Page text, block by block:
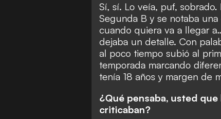
Sí, sí. Lo veía, puf,
Segunda B y se notaba
cuando quiera va a llegar
dejaba un detalle. Con
al poco tiempo subió al
temporada marcando
tenía 18 años y margen de
¿Qué pensaba, usted
criticaban?